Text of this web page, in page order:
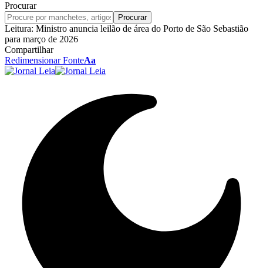
Procurar
Leitura: Ministro anuncia leilão de área do Porto de São Sebastião
para março de 2026
Compartilhar
Redimensionar FonteAa